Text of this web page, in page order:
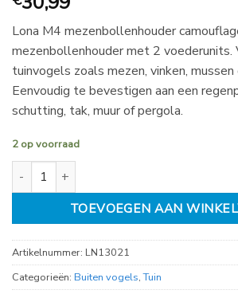
Lona M4 mezenbollenhouder
mezenbollenhouder met 2 voederunits.
tuinvogels zoals mezen, vinken,
Eenvoudig te bevestigen aan een
schutting, tak, muur of pergola.
2 op voorraad
Lona M4 mezenbollenhouder camouflage
TOEVOEGEN AAN
Artikelnummer: LN13021
Categorieën: Buiten vogels,Tuin